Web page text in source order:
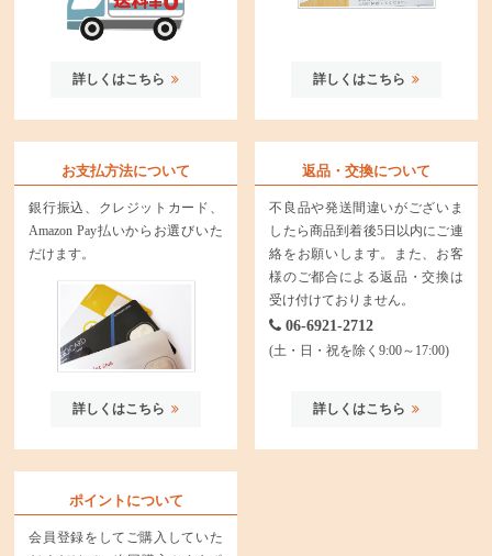
詳しくはこちら 詳しくはこちら
お支払方法について
銀行振込、クレジットカード、
Amazon Pay払いからお選びいた
だけます。
詳しくはこちら
返品・交換について
不良品や発送間違いがございま
したら商品到着後5日以内にご連
絡をお願いします。また、お客
様のご都合による返品・交換は
受け付けておりません。
06-6921-2712
(土・日・祝を除く9:00～17:00)
詳しくはこちら
ポイントについて
会員登録をしてご購入していた